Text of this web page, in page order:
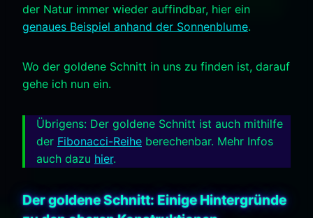
der Natur immer wieder auffindbar, hier ein
genaues Beispiel anhand der Sonnenblume.
Wo der goldene Schnitt in uns zu finden ist, darauf
gehe ich nun ein.
Übrigens: Der goldene Schnitt ist auch mithilfe
der Fibonacci-Reihe berechenbar. Mehr Infos
auch dazu hier.
Der goldene Schnitt: Einige Hintergründe